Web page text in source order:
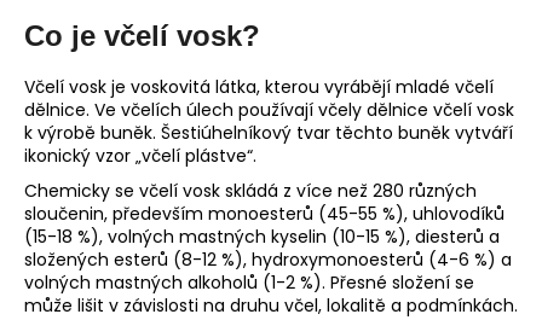
Co je včelí vosk?
Včelí vosk je voskovitá látka, kterou vyrábějí mladé včelí
dělnice. Ve včelích úlech používají včely dělnice včelí vosk
k výrobě buněk. Šestiúhelníkový tvar těchto buněk vytváří
ikonický vzor „včelí plástve“.
Chemicky se včelí vosk skládá z více než 280 různých
sloučenin, především monoesterů (45-55 %), uhlovodíků
(15-18 %), volných mastných kyselin (10-15 %), diesterů a
složených esterů (8-12 %), hydroxymonoesterů (4-6 %) a
volných mastných alkoholů (1-2 %). Přesné složení se
může lišit v závislosti na druhu včel, lokalitě a podmínkách.
HLEDAT
D
o
p
o
r